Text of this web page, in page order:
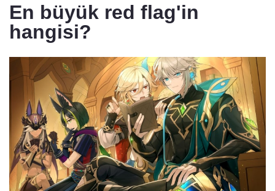
En büyük red flag'in
hangisi?